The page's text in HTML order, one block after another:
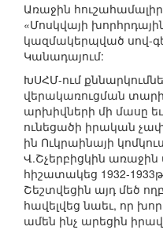
Առաջին
«Մոսկվայի
կազմակերպված սով-
Կանադայում:
ԽՍՀՄ-ում
վերակառուցման
արխիվների մի մասը
ունեցածի իրական
ին Ուկրաինայի
Վ.Շչերբիցկին
հիշատակեց 1932-
Շեշտվեցին այդ մեծ
հավելվեց նաեւ, որ
ամեն ինչ արեցին